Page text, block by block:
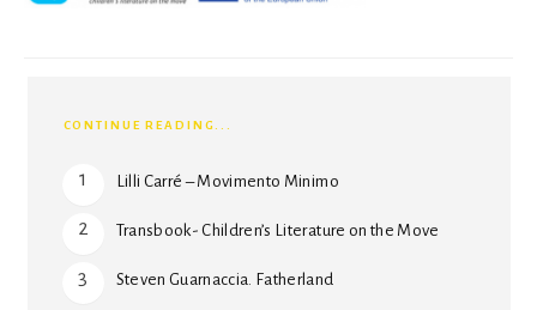
CONTINUE READING...
Lilli Carré – Movimento Minimo
Transbook- Children’s Literature on the Move
Steven Guarnaccia. Fatherland